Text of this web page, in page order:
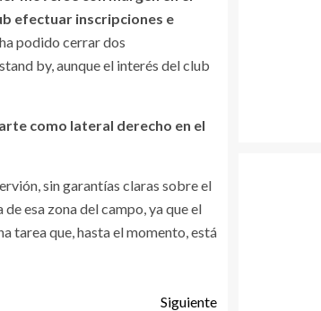
efectuar inscripciones e
podido cerrar dos
by, aunque el interés del club
como lateral derecho en el
sin garantías claras sobre el
esa zona del campo, ya que el
tarea que, hasta el momento, está
Siguiente